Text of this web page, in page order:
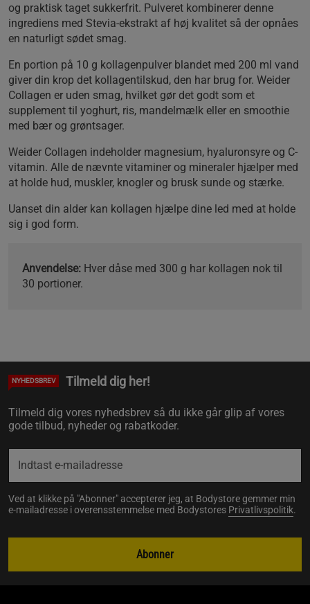
og praktisk taget sukkerfrit. Pulveret kombinerer denne
ingrediens med Stevia-ekstrakt af høj kvalitet så der opnåes
en naturligt sødet smag.
En portion på 10 g kollagenpulver blandet med 200 ml vand
giver din krop det kollagentilskud, den har brug for. Weider
Collagen er uden smag, hvilket gør det godt som et
supplement til yoghurt, ris, mandelmælk eller en smoothie
med bær og grøntsager.
Weider Collagen indeholder magnesium, hyaluronsyre og C-
vitamin. Alle de nævnte vitaminer og mineraler hjælper med
at holde hud, muskler, knogler og brusk sunde og stærke.
Uanset din alder kan kollagen hjælpe dine led med at holde
sig i god form.
Anvendelse: Hver dåse med 300 g har kollagen nok til
30 portioner.
NYHEDSBREV Tilmeld dig her!
Tilmeld dig vores nyhedsbrev så du ikke går glip af vores
gode tilbud, nyheder og rabatkoder.
Ved at klikke på "Abonner" accepterer jeg, at Bodystore gemmer min
e-mailadresse i overensstemmelse med Bodystores Privatlivspolitik.
Abonner